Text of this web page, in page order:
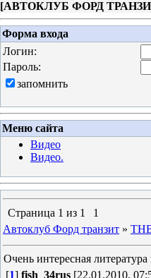
[АВТОКЛУБ ФОРД
Форма входа
Логин:
Пароль:
запомнить
Меню сайта
Видео
Видео.
Страница 1 из 1
1
Автоклуб Форд транзит »
Очень интересная
[1] fish_34rus [22.01.2010,